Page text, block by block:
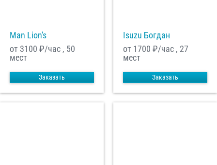
Man Lion's
от 3100 ₽/час , 50
мест
Заказать
Isuzu Богдан
от 1700 ₽/час , 27
мест
Заказать